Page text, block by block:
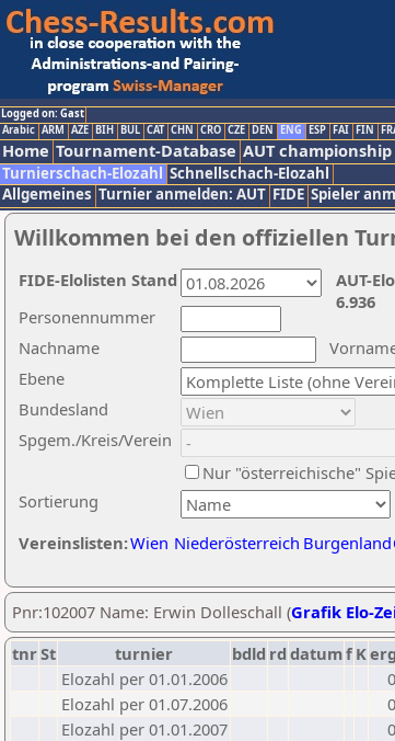
Logged on: Gast
Arabic ARM AZE BIH BUL CAT CHN CRO CZE DEN ENG ESP FAI FIN
Home Tournament-Database AUT championship
Turnierschach-Elozahl Schnellschach-Elozahl
Allgemeines Turnier anmelden: AUT FIDE Spieler
Willkommen bei den offiziellen
Nachname
Ebene
Sortierung
Personennummer
Bundesland
Spgem./Kreis/Verein
Nur "österreichische"
Vereinslisten:Wien Niederösterreich Burgenland
AUT-
6.936
FIDE-Elolisten Stand
Pnr:102007 Name: Erwin Dolleschall (Grafik Elo-
tnrSt turnier bdld rd datumf Kerg
Elozahl per 01.01.2006
0
Elozahl per 01.07.2006
0
Elozahl per 01.01.2007
0